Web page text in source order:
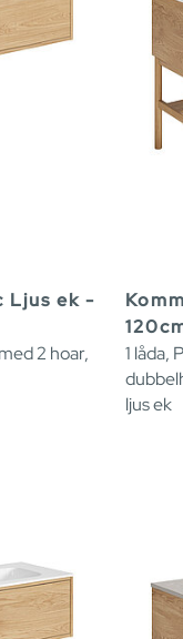
Ljus ek -
2 hoar,
1 låda,
ljus ek